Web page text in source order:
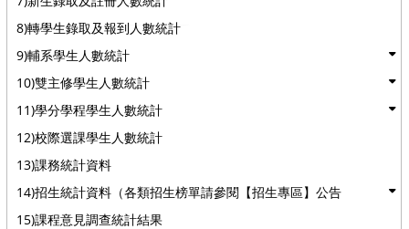
8)轉學生錄取及報到人數統計
9)輔系學生人數統計
10)雙主修學生人數統計
11)學分學程學生人數統計
12)校際選課學生人數統計
13)課務統計資料
14)招生統計資料（各類招生榜單請參閱【招生專區】公告
15)課程意見調查統計結果